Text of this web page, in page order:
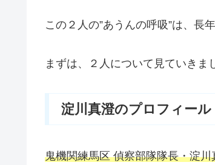
この２人の”あうんの呼吸”は、長
まずは、２人について見ていきま
淀川真澄のプロフィール
鬼機関練馬区 偵察部隊隊長・淀川